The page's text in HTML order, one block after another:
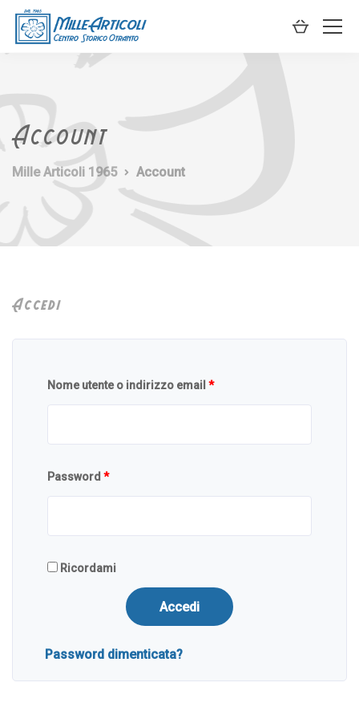
Account
Mille Articoli 1965 Account
Accedi
Nome utente o indirizzo email *
Password *
Ricordami
Accedi
Password dimenticata?